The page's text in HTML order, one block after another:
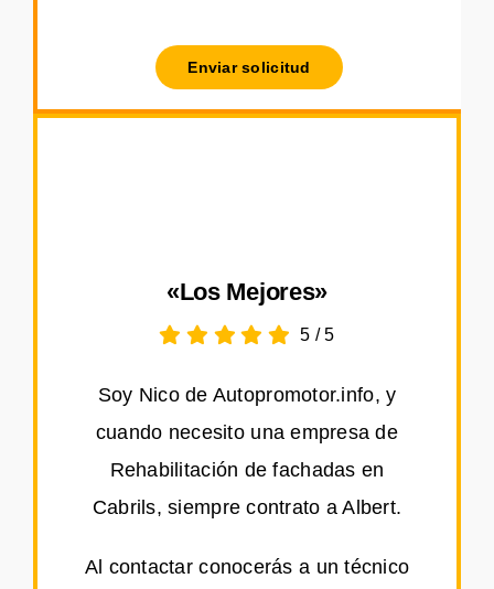
Enviar solicitud
«Los Mejores»
5 /5
Soy Nico de Autopromotor.info, y
cuando necesito una empresa de
Rehabilitación de fachadas en
Cabrils, siempre contrato a Albert.
Al contactar conocerás a un técnico